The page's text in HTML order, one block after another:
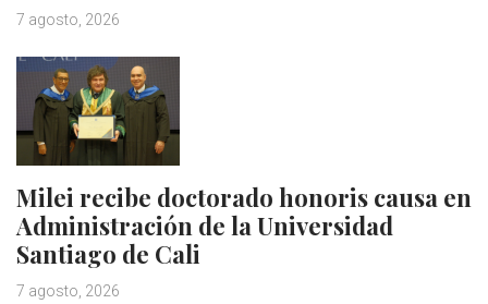
7 agosto, 2026
Milei recibe doctorado honoris causa en
Administración de la Universidad
Santiago de Cali
7 agosto, 2026